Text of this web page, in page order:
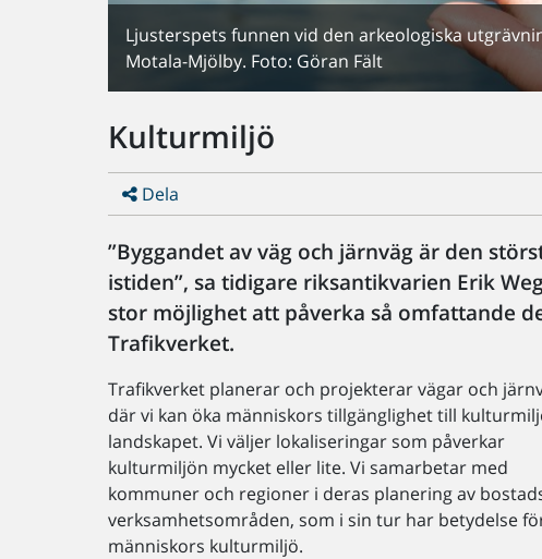
Ljusterspets funnen vid den arkeologiska
Motala-Mjölby. Foto: Göran Fält
Kulturmiljö
Dela
”Byggandet av väg och järnväg är den
istiden”, sa tidigare riksantikvarien Erik
stor möjlighet att påverka så omfattande
Trafikverket.
Trafikverket planerar och projekterar vägar och
där vi kan öka människors tillgänglighet till
landskapet. Vi väljer lokaliseringar som påverkar
kulturmiljön mycket eller lite. Vi samarbetar med
kommuner och regioner i deras planering av
verksamhetsområden, som i sin tur har betydelse
människors kulturmiljö.